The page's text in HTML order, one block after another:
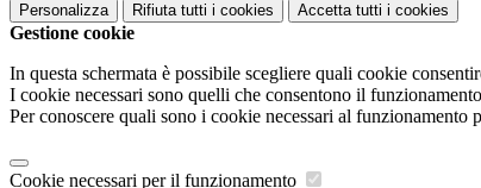
Personalizza Rifiuta tutti i cookies Accetta tutti i cookies
Gestione cookie
In questa schermata è possibile scegliere quali cookie
I cookie necessari sono quelli che consentono il
Per conoscere quali sono i cookie necessari al funzionamento
Cookie necessari per il funzionamento